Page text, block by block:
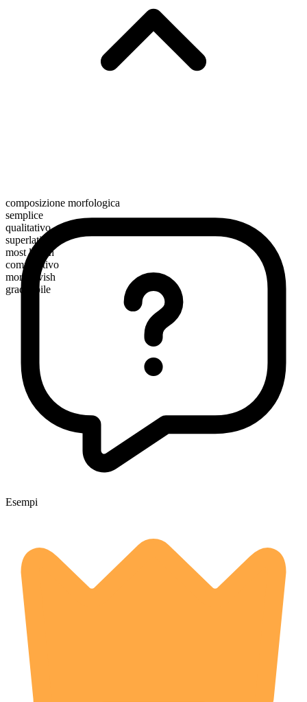
composizione morfologica
semplice
qualitativo
superlativo
most lavish
comparativo
more lavish
graduabile
Esempi